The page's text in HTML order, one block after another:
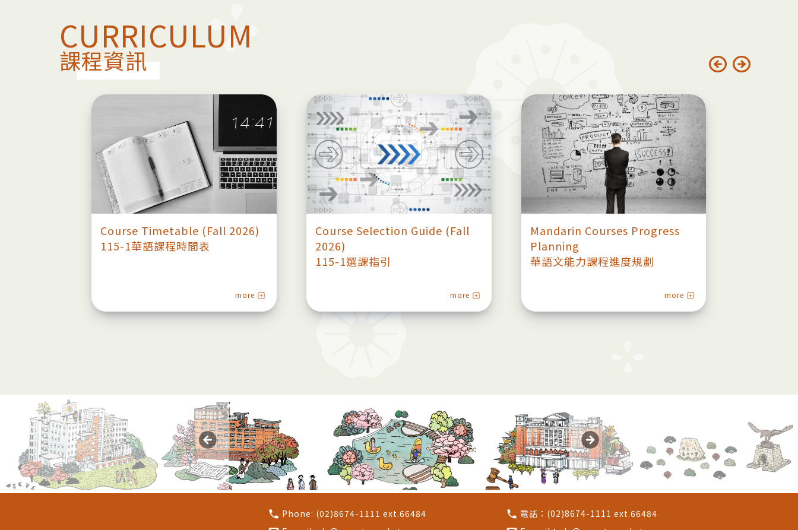
CURRICULUM
課程資訊
Course Timetable (Fall 2026)
115-1華語課程時間表
more
Course Selection Guide (Fall
2026)
115-1選課指引
more
Mandarin Courses Progress
Planning
華語文能力課程進度規劃
more
call Phone: (02)8674-1111 ext.66484
call 電話： (02)8674-1111 ext.66484